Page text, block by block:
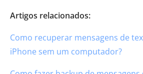
Artigos relacionados:
Como recuperar mensagens de
iPhone sem um computador?